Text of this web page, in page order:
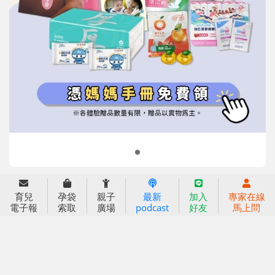
信誼基金會 附設幼兒園
育兒
電子報
孕袋
索取
親子
廣場
最新
podcast
加入
好友
專家在線
馬上問